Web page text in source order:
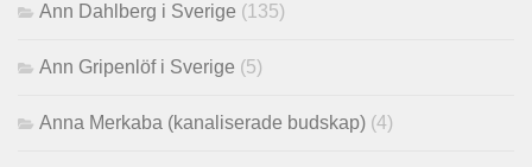
Ann Dahlberg i Sverige (135)
Ann Gripenlöf i Sverige (5)
Anna Merkaba (kanaliserade budskap) (4)